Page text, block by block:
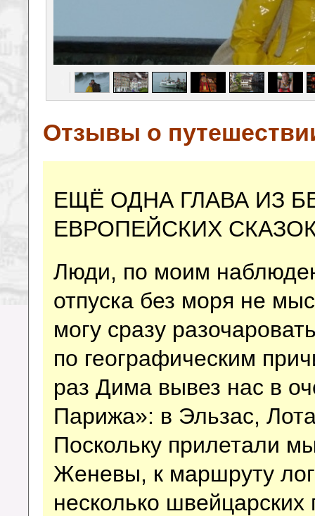
Отзывы о
ЕЩЁ ОДНА ГЛАВА ИЗ
ЕВРОПЕЙСКИХ
Люди, по моим
отпуска без моря не
могу сразу
по географическим
раз Дима вывез нас в
Парижа»: в Эльзас,
Поскольку прилетали
Женевы, к маршруту
несколько швейцарских